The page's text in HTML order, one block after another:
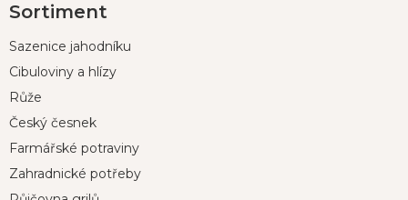
á
a
Sortiment
Sazenice jahodníku
Cibuloviny a hlízy
Růže
Český česnek
Farmářské potraviny
Zahradnické potřeby